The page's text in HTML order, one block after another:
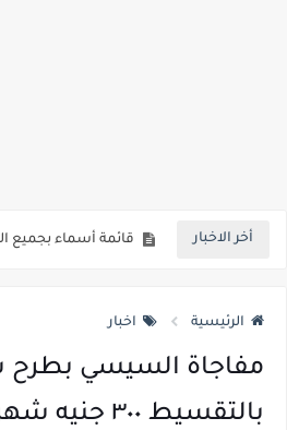
أخر الاخبار قائمة أسماء بجميع الجامعات الخاصه والأهلية والحكومية
الرئيسية اخبار
مفاجاة السيسي